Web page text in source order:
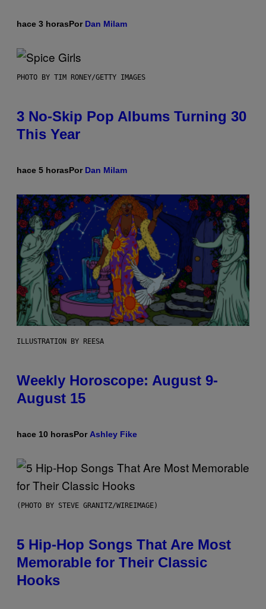
hace 3 horasPor Dan Milam
PHOTO BY TIM RONEY/GETTY IMAGES
3 No-Skip Pop Albums Turning 30
This Year
hace 5 horasPor Dan Milam
ILLUSTRATION BY REESA
Weekly Horoscope: August 9-
August 15
hace 10 horasPorAshley Fike
(PHOTO BY STEVE GRANITZ/WIREIMAGE)
5 Hip-Hop Songs That Are Most
Memorable for Their Classic
Hooks